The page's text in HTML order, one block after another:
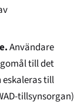
Användare
till det
till
tillsynsorgan)